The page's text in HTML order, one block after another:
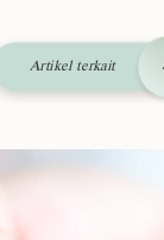
Artikel terkait